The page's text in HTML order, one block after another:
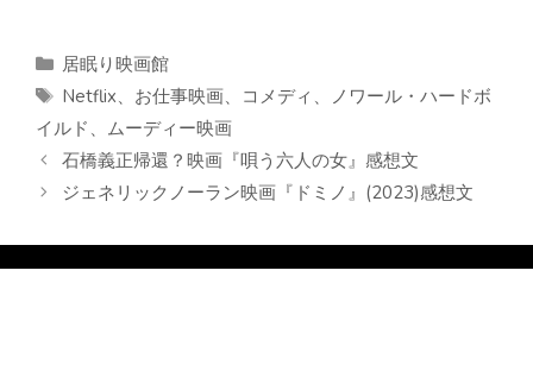
カ
テ
リ
ー
居眠り映画館
タ
グ
Netflix、 お仕事映画、 コメディ 、 ノワール・ハードボ
イルド 、 ムーディー映画
石橋義正帰還？映画『唄う六人の女』感想文
ジェネリックノーラン映画『ドミノ』(2023)感想文